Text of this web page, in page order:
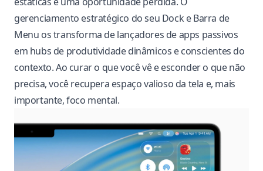
gerenciamento estratégico do seu Dock e Barra de
Menu os transforma de lançadores de apps passivos
em hubs de produtividade dinâmicos e conscientes do
contexto. Ao curar o que você vê e esconder o que não
precisa, você recupera espaço valioso da tela e, mais
importante, foco mental.